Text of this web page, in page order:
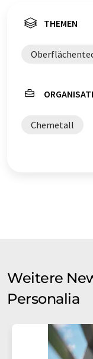
THEMEN
Chemetall
Weitere
Personalia